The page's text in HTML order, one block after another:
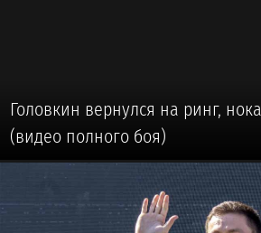
Головкин вернулся на ринг,
(видео полного боя)
🥊 #БОКС